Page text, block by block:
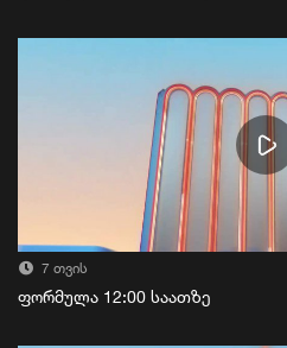
7 თვის
ფორმულა 12:00 საათზე